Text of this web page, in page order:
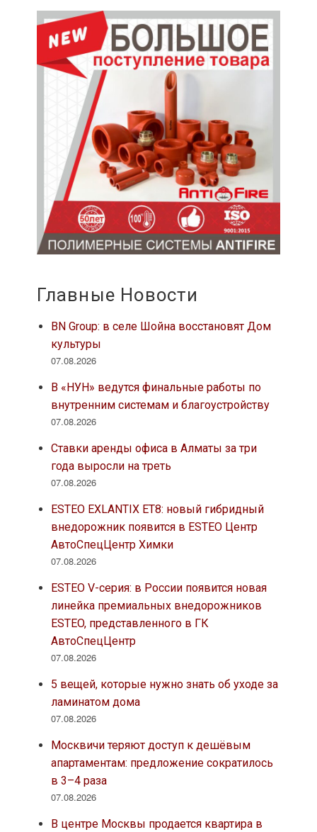
Главные Новости
BN Group: в селе Шойна восстановят Дом
культуры
07.08.2026
В «НУН» ведутся финальные работы по
внутренним системам и благоустройству
07.08.2026
Ставки аренды офиса в Алматы за три
года выросли на треть
07.08.2026
ESTEO EXLANTIX ET8: новый гибридный
внедорожник появится в ESTEO Центр
АвтоСпецЦентр Химки
07.08.2026
ESTEO V-серия: в России появится новая
линейка премиальных внедорожников
ESTEO, представленного в ГК
АвтоСпецЦентр
07.08.2026
5 вещей, которые нужно знать об уходе за
ламинатом дома
07.08.2026
Москвичи теряют доступ к дешёвым
апартаментам: предложение сократилось
в 3–4 раза
07.08.2026
В центре Москвы продается квартира в